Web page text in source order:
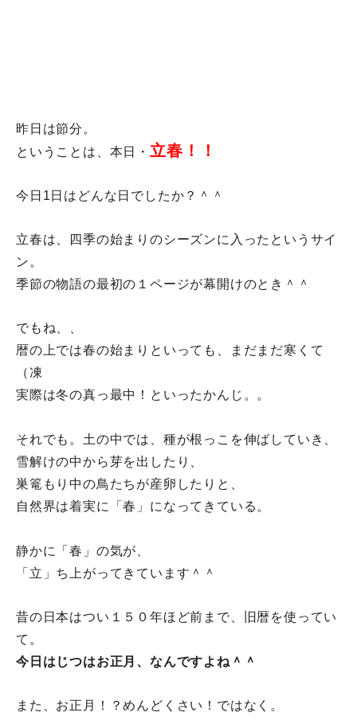
昨日は節分。
ということは、本日・ 立春！！
今日1日はどんな日でしたか？＾＾
立春は、四季の始まりのシーズンに入ったというサイ
ン。
季節の物語の最初の１ページが幕開けのとき＾＾
でもね、、
暦の上では春の始まりといっても、まだまだ寒くて
（凍
実際は冬の真っ最中！といったかんじ。。
それでも。土の中では、種が根っこを伸ばしていき、
雪解けの中から芽を出したり、
巣篭もり中の鳥たちが産卵したりと、
自然界は着実に「春」になってきている。
静かに「春」の気が、
「立」ち上がってきています＾＾
昔の日本はつい１５０年ほど前まで、旧暦を使ってい
て。
今日はじつはお正月、なんですよね＾＾
また、お正月！？めんどくさい！ではなく。